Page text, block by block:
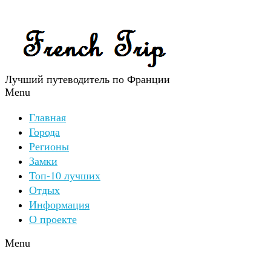
Лучший путеводитель по Франции
Menu
Главная
Города
Регионы
Замки
Топ-10 лучших
Отдых
Информация
О проекте
Menu